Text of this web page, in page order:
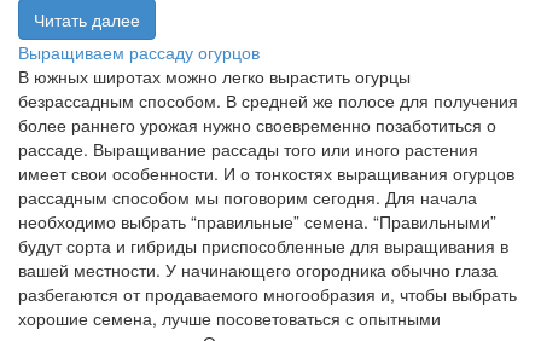
Читать далее
Выращиваем рассаду огурцов
В южных широтах можно легко вырастить огурцы
безрассадным способом. В средней же полосе для получения
более раннего урожая нужно своевременно позаботиться о
рассаде. Выращивание рассады того или иного растения
имеет свои особенности. И о тонкостях выращивания огурцов
рассадным способом мы поговорим сегодня. Для начала
необходимо выбрать “правильные” семена. “Правильными”
будут сорта и гибриды приспособленные для выращивания в
вашей местности. У начинающего огородника обычно глаза
разбегаются от продаваемого многообразия и, чтобы выбрать
хорошие семена, лучше посоветоваться с опытными